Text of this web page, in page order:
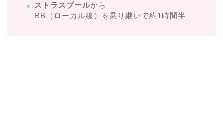
ストラスブールから
RB（ローカル線）を乗り継いで約1時間半